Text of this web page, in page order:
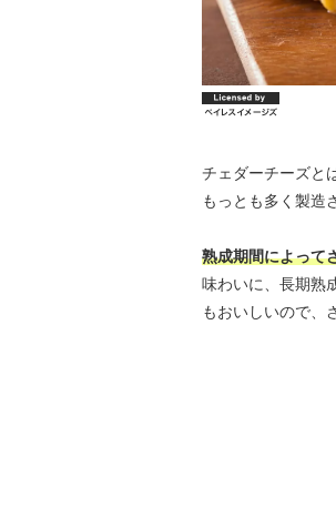
チェダーチーズと
もっとも多く製造
熟成期間によって
味わいに、長期熟
もおいしいので、